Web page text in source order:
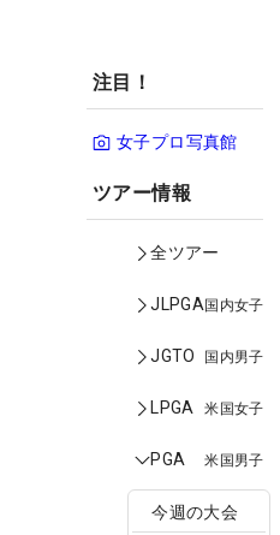
注目！
女子プロ写真館
ツアー情報
全ツアー
JLPGA国内女子
JGTO 国内男子
LPGA 米国女子
PGA 米国男子
今週の大会